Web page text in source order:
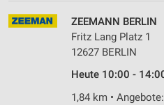
ZEEMANN BERLIN
Fritz Lang Platz 1
12627 BERLIN
Heute 10:00 -
1,84 km •
Entwicklung und Verbesserung
Verwendung reduzierter Daten
IAB-Besonderheiten: